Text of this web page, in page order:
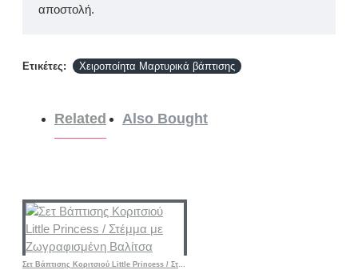
αποστολή.
Ετικέτες: Χειροποίητα Μαρτυρικά βάπτισης
Related Also Bought
Σετ Βάπτισης Κοριτσιού Little Princess / Στέμμα με Ζωγραφισμένη Βαλίτσα